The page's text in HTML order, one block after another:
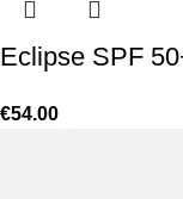
Eclipse SPF
€54.00